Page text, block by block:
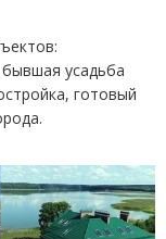
усадьба
готовый